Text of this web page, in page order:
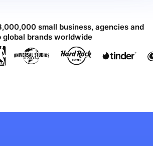
small business, agencies and
global brands worldwide